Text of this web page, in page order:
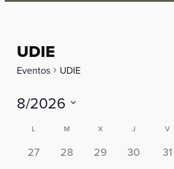
UDIE
Eventos UDIE
8/2026
Calendario
de
L M X J V
0
27
0
28
0
29
0
30
0
31